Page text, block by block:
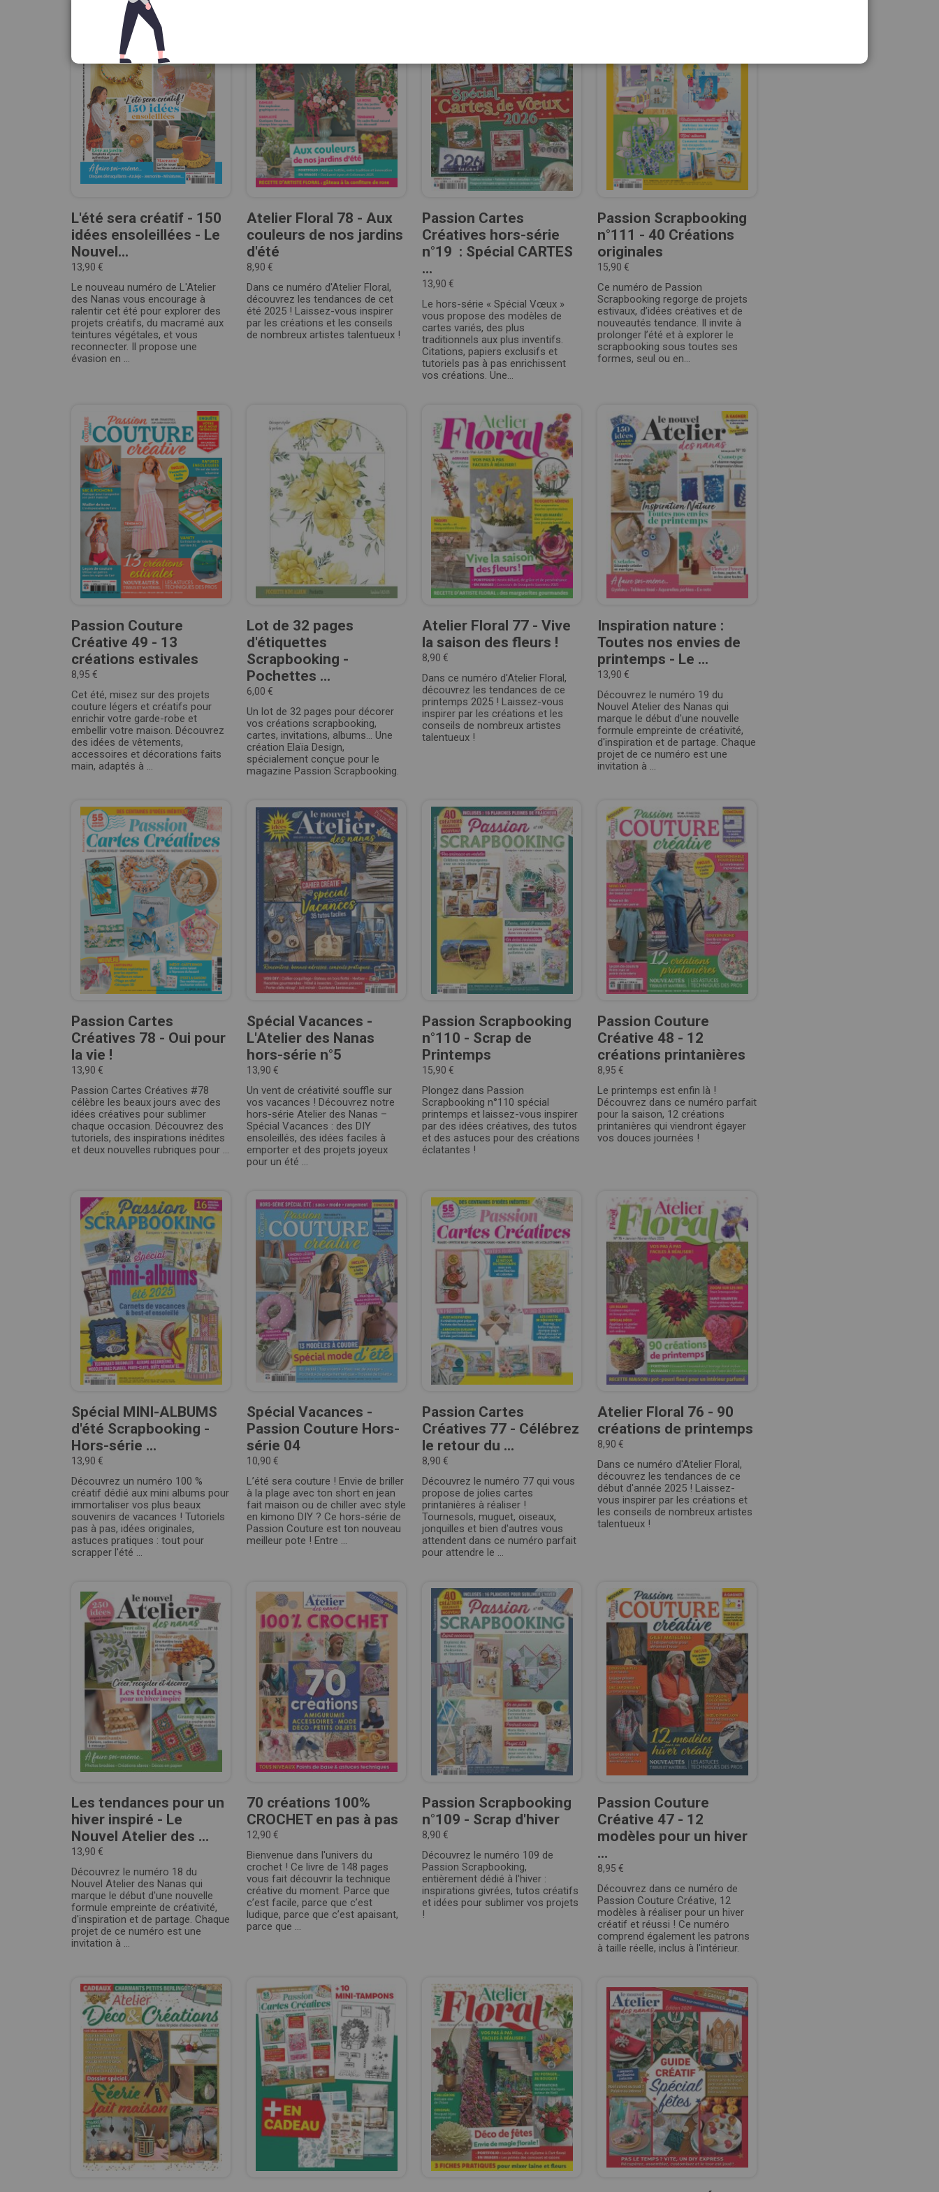
L'été sera créatif - 150
idées ensoleillées - Le
Nouvel...
13,90 €
Le nouveau numéro de L'Atelier
des Nanas vous encourage à
ralentir cet été pour explorer des
projets créatifs, du macramé aux
teintures végétales, et vous
reconnecter. Il propose une
évasion en ...
Atelier Floral 78 - Aux
couleurs de nos jardins
d'été
8,90 €
Dans ce numéro d'Atelier Floral,
découvrez les tendances de cet
été 2025 ! Laissez-vous inspirer
par les créations et les conseils
de nombreux artistes talentueux !
Passion Cartes
Créatives hors-série
n°19 : Spécial CARTES
...
13,90 €
Le hors-série « Spécial Vœux »
vous propose des modèles de
cartes variés, des plus
traditionnels aux plus inventifs.
Citations, papiers exclusifs et
tutoriels pas à pas enrichissent
vos créations. Une...
Passion Scrapbooking
n°111 - 40 Créations
originales
15,90 €
Ce numéro de Passion
Scrapbooking regorge de projets
estivaux, d’idées créatives et de
nouveautés tendance. Il invite à
prolonger l’été et à explorer le
scrapbooking sous toutes ses
formes, seul ou en...
Passion Couture
Créative 49 - 13
créations estivales
8,95 €
Cet été, misez sur des projets
couture légers et créatifs pour
enrichir votre garde-robe et
embellir votre maison. Découvrez
des idées de vêtements,
accessoires et décorations faits
main, adaptés à ...
Lot de 32 pages
d'étiquettes
Scrapbooking -
Pochettes ...
6,00 €
Un lot de 32 pages pour décorer
vos créations scrapbooking,
cartes, invitations, albums… Une
création Elaïa Design,
spécialement conçue pour le
magazine Passion Scrapbooking.
Atelier Floral 77 - Vive
la saison des fleurs !
8,90 €
Dans ce numéro d'Atelier Floral,
découvrez les tendances de ce
printemps 2025 ! Laissez-vous
inspirer par les créations et les
conseils de nombreux artistes
talentueux !
Inspiration nature :
Toutes nos envies de
printemps - Le ...
13,90 €
Découvrez le numéro 19 du
Nouvel Atelier des Nanas qui
marque le début d'une nouvelle
formule empreinte de créativité,
d'inspiration et de partage. Chaque
projet de ce numéro est une
invitation à ...
Passion Cartes
Créatives 78 - Oui pour
la vie !
13,90 €
Passion Cartes Créatives #78
célèbre les beaux jours avec des
idées créatives pour sublimer
chaque occasion. Découvrez des
tutoriels, des inspirations inédites
et deux nouvelles rubriques pour ...
Spécial Vacances -
L'Atelier des Nanas
hors-série n°5
13,90 €
Un vent de créativité souffle sur
vos vacances ! Découvrez notre
hors-série Atelier des Nanas –
Spécial Vacances : des DIY
ensoleillés, des idées faciles à
emporter et des projets joyeux
pour un été ...
Passion Scrapbooking
n°110 - Scrap de
Printemps
15,90 €
Plongez dans Passion
Scrapbooking n°110 spécial
printemps et laissez-vous inspirer
par des idées créatives, des tutos
et des astuces pour des créations
éclatantes !
Passion Couture
Créative 48 - 12
créations printanières
8,95 €
Le printemps est enfin là !
Découvrez dans ce numéro parfait
pour la saison, 12 créations
printanières qui viendront égayer
vos douces journées !
Spécial MINI-ALBUMS
d'été Scrapbooking -
Hors-série ...
13,90 €
Découvrez un numéro 100 %
créatif dédié aux mini albums pour
immortaliser vos plus beaux
souvenirs de vacances ! Tutoriels
pas à pas, idées originales,
astuces pratiques : tout pour
scrapper l'été ...
Spécial Vacances -
Passion Couture Hors-
série 04
10,90 €
L’été sera couture ! Envie de briller
à la plage avec ton short en jean
fait maison ou de chiller avec style
en kimono DIY ? Ce hors-série de
Passion Couture est ton nouveau
meilleur pote ! Entre ...
Passion Cartes
Créatives 77 - Célébrez
le retour du ...
8,90 €
Découvrez le numéro 77 qui vous
propose de jolies cartes
printanières à réaliser !
Tournesols, muguet, oiseaux,
jonquilles et bien d'autres vous
attendent dans ce numéro parfait
pour attendre le ...
Atelier Floral 76 - 90
créations de printemps
8,90 €
Dans ce numéro d'Atelier Floral,
découvrez les tendances de ce
début d'année 2025 ! Laissez-
vous inspirer par les créations et
les conseils de nombreux artistes
talentueux !
Les tendances pour un
hiver inspiré - Le
Nouvel Atelier des ...
13,90 €
Découvrez le numéro 18 du
Nouvel Atelier des Nanas qui
marque le début d'une nouvelle
formule empreinte de créativité,
d'inspiration et de partage. Chaque
projet de ce numéro est une
invitation à ...
70 créations 100%
CROCHET en pas à pas
12,90 €
Bienvenue dans l'univers du
crochet ! Ce livre de 148 pages
vous fait découvrir la technique
créative du moment. Parce que
c’est facile, parce que c’est
ludique, parce que c’est apaisant,
parce que ...
Passion Scrapbooking
n°109 - Scrap d'hiver
8,90 €
Découvrez le numéro 109 de
Passion Scrapbooking,
entièrement dédié à l'hiver :
inspirations givrées, tutos créatifs
et idées pour sublimer vos projets
!
Passion Couture
Créative 47 - 12
modèles pour un hiver
...
8,95 €
Découvrez dans ce numéro de
Passion Couture Créative, 12
modèles à réaliser pour un hiver
créatif et réussi ! Ce numéro
comprend également les patrons
à taille réelle, inclus à l'intérieur.